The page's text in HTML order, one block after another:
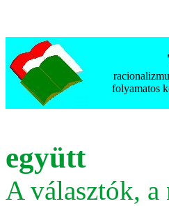
folyamatos
együtt
A választók, a